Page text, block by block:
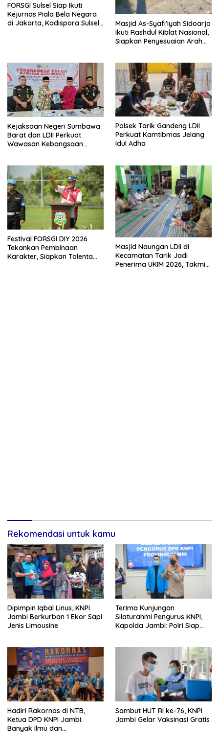
FORSGI Sulsel Siap Ikuti
Kejurnas Piala Bela Negara
di Jakarta, Kadispora Sulsel
Masjid As-Syafi’iyah Sidoarjo
Ikuti Rashdul Kiblat Nasional,
Siapkan Penyesuaian Arah
Kejaksaan Negeri Sumbawa
Barat dan LDII Perkuat
Wawasan Kebangsaan
Polsek Tarik Gandeng LDII
Perkuat Kamtibmas Jelang
Idul Adha
Festival FORSGI DIY 2026
Tekankan Pembinaan
Karakter, Siapkan Talenta
Masjid Naungan LDII di
Kecamatan Tarik Jadi
Penerima UKIM 2026, Takmir
Rekomendasi untuk kamu
Dipimpin Iqbal Linus, KNPI
Jambi Berkurban 1 Ekor Sapi
Jenis Limousine
Terima Kunjungan
Silaturahmi Pengurus KNPI,
Kapolda Jambi: Polri Siap
Hadiri Rakornas di NTB,
Ketua DPD KNPI Jambi:
Banyak Ilmu dan
Sambut HUT RI ke-76, KNPI
Jambi Gelar Vaksinasi Gratis